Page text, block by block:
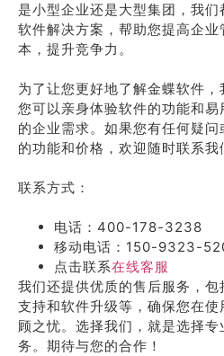
是小型企业还是大型集团，我
软件解决方案，帮助您提高企
本，提升竞争力。
为了让您更好地了解金蝶软件，
您可以亲身体验软件的功能和
的企业需求。如果您有任何疑
的功能和价格，欢迎随时联系我
联系方式：
电话：400-178-3238
移动电话：150-9323-
点击联系在线客服
我们还提供优质的售后服务，
支持和软件升级等，确保您在
顾之忧。选择我们，就是选择
务。期待与您的合作！